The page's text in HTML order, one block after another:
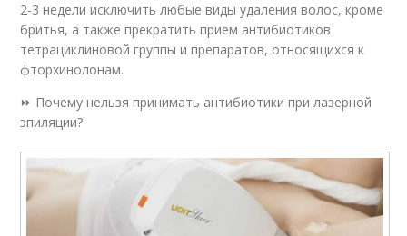
2-3 недели исключить любые виды удаления волос, кроме
бритья, а также прекратить прием антибиотиков
тетрациклиновой группы и препаратов, относящихся к
фторхинолонам.
⏩ Почему нельзя принимать антибиотики при лазерной
эпиляции?